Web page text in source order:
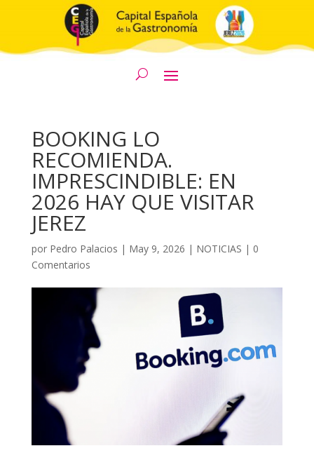
BOOKING LO
RECOMIENDA.
IMPRESCINDIBLE: EN
2026 HAY QUE VISITAR
JEREZ
por Pedro Palacios | May 9, 2026 | NOTICIAS | 0
Comentarios